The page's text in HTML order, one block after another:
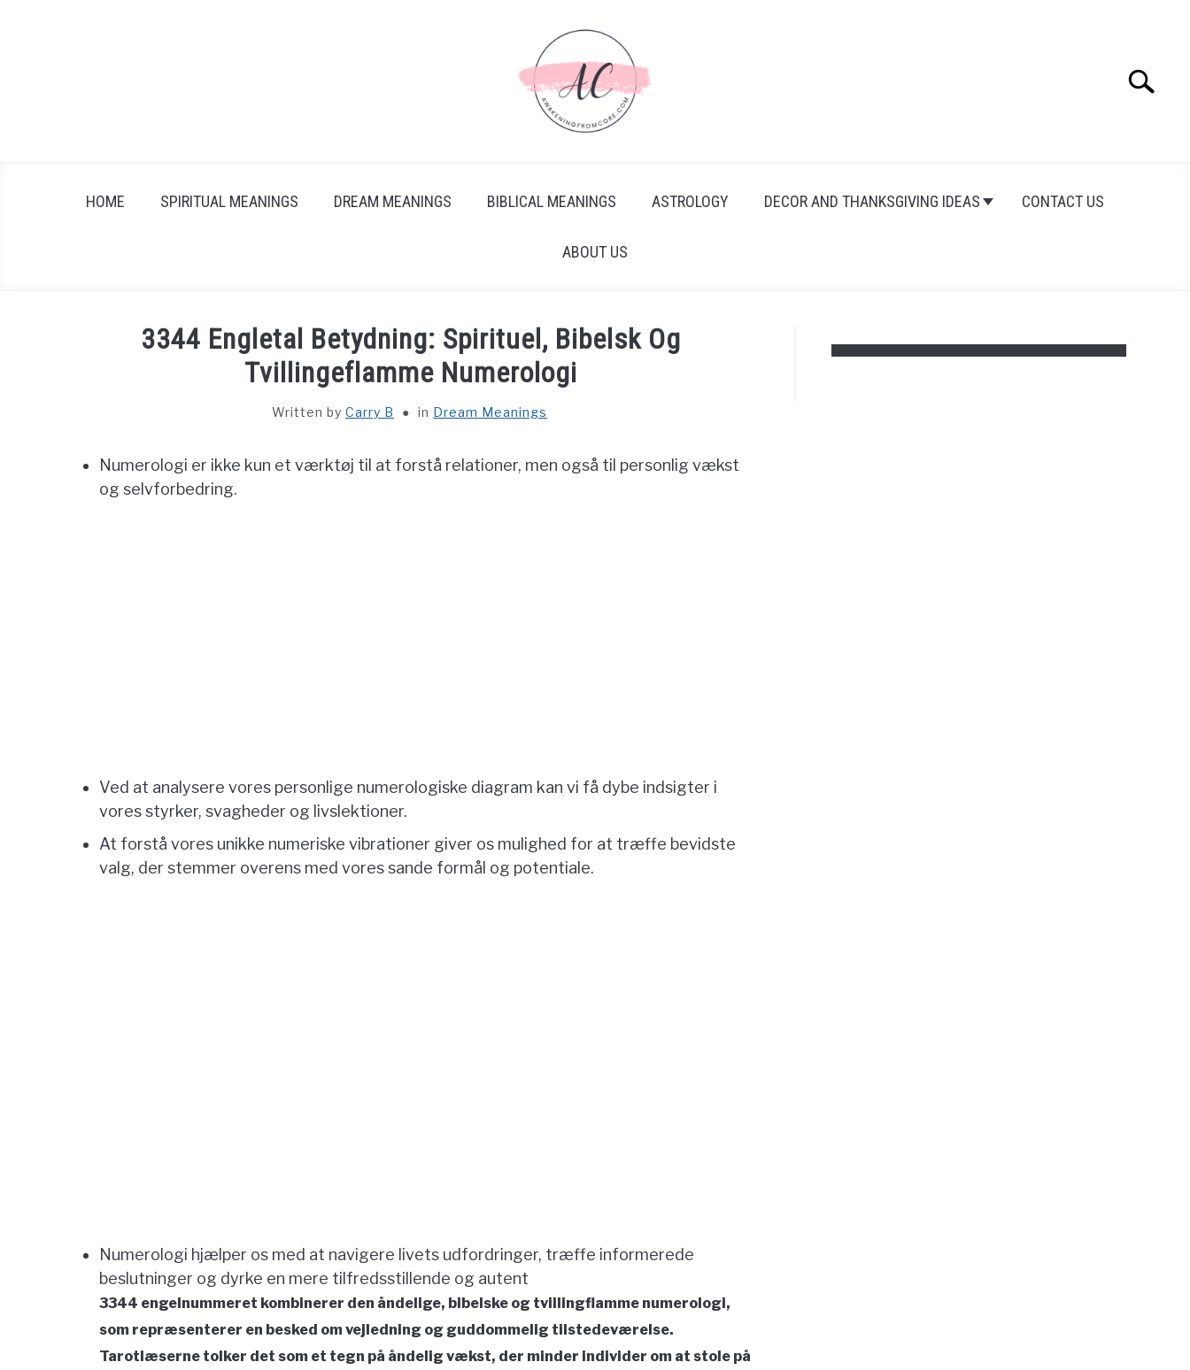
Search
HOME SPIRITUAL MEANINGS DREAM MEANINGS BIBLICAL MEANINGS ASTROLOGY DECOR AND THANKSGIVING IDEAS CONTACT US
ABOUT US
3344 Engletal Betydning: Spirituel, Bibelsk Og
Tvillingeflamme Numerologi
Written by Carry B in Dream Meanings
Numerologi er ikke kun et værktøj til at forstå relationer, men også til personlig vækst
og selvforbedring.
Ved at analysere vores personlige numerologiske diagram kan vi få dybe indsigter i
vores styrker, svagheder og livslektioner.
At forstå vores unikke numeriske vibrationer giver os mulighed for at træffe bevidste
valg, der stemmer overens med vores sande formål og potentiale.
Numerologi hjælper os med at navigere livets udfordringer, træffe informerede
beslutninger og dyrke en mere tilfredsstillende og autent
3344 engelnummeret kombinerer den åndelige, bibelske og tvillingflamme numerologi,
som repræsenterer en besked om vejledning og guddommelig tilstedeværelse.
Tarotlæserne tolker det som et tegn på åndelig vækst, der minder individer om at stole på